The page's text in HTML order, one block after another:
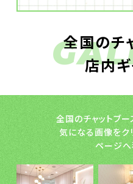
全国のチ
店内
全国のチャットブー
気になる画像をク
ページへ